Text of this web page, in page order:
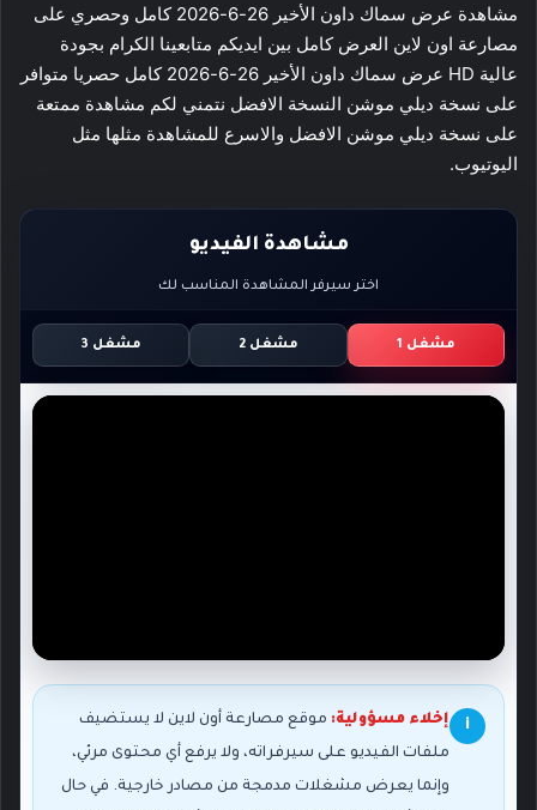
مشاهدة عرض سماك داون الأخير 26-6-2026 كامل وحصري على
مصارعة اون لاين العرض كامل بين ايديكم متابعينا الكرام بجودة
عالية HD عرض سماك داون الأخير 26-6-2026 كامل حصريا متوافر
على نسخة ديلي موشن النسخة الافضل نتمني لكم مشاهدة ممتعة
على نسخة ديلي موشن الافضل والاسرع للمشاهدة مثلها مثل
اليوتيوب.
مشاهدة الفيديو
اختر سيرفر المشاهدة المناسب لك
مشغل 1 مشغل 2 مشغل 3
i إخلاء مسؤولية: موقع مصارعة أون لاين لا يستضيف
ملفات الفيديو على سيرفراته، ولا يرفع أي محتوى مرئي،
وإنما يعرض مشغلات مدمجة من مصادر خارجية. في حال